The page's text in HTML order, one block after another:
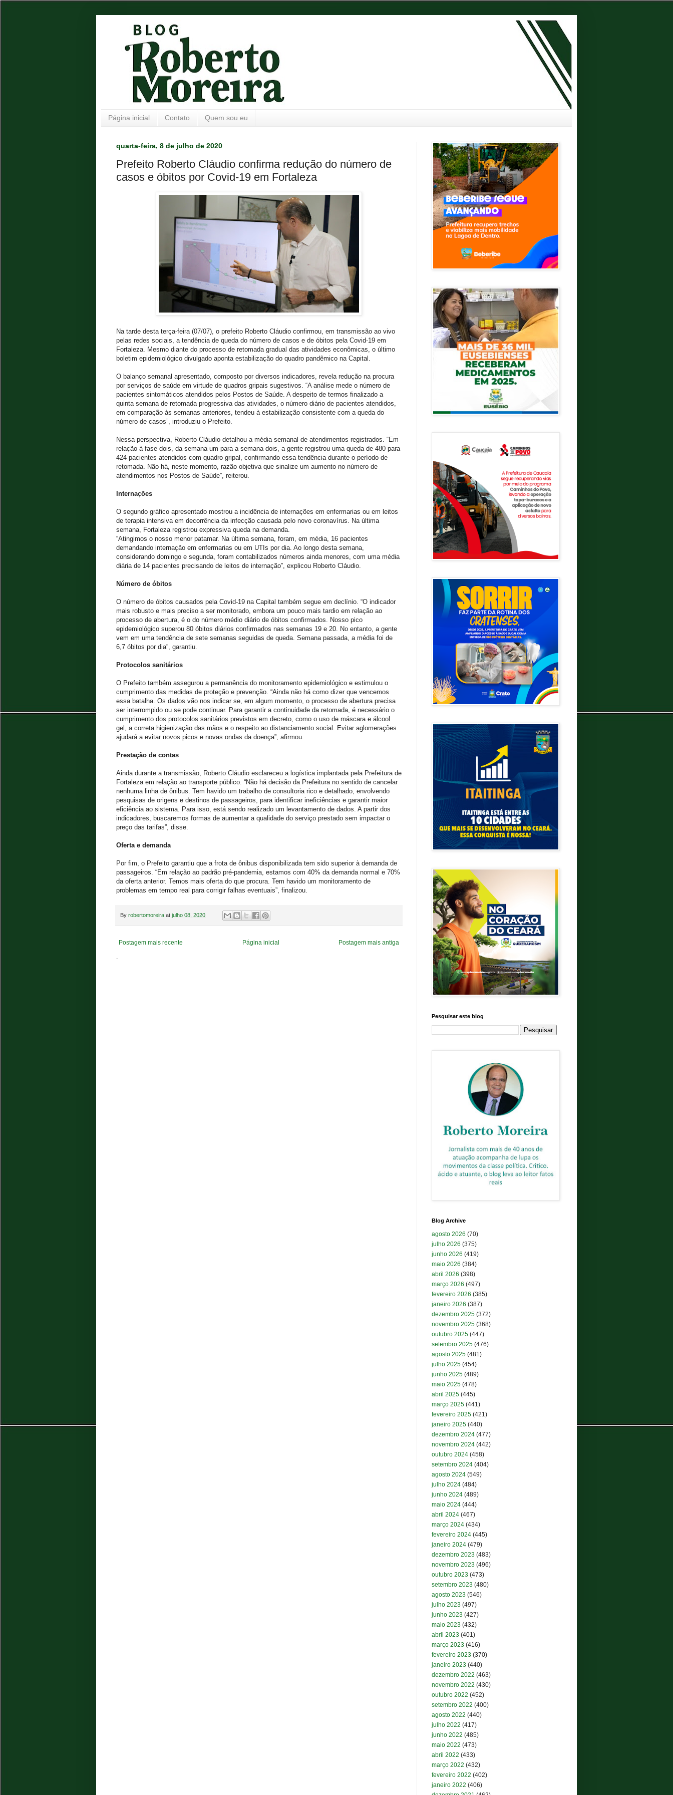
Página inicial Contato Quem sou eu
quarta-feira, 8 de julho de 2020
Prefeito Roberto Cláudio confirma redução do número de
casos e óbitos por Covid-19 em Fortaleza
Na tarde desta terça-feira (07/07), o prefeito Roberto Cláudio confirmou, em transmissão ao vivo
pelas redes sociais, a tendência de queda do número de casos e de óbitos pela Covid-19 em
Fortaleza. Mesmo diante do processo de retomada gradual das atividades econômicas, o último
boletim epidemiológico divulgado aponta estabilização do quadro pandêmico na Capital.
O balanço semanal apresentado, composto por diversos indicadores, revela redução na procura
por serviços de saúde em virtude de quadros gripais sugestivos. “A análise mede o número de
pacientes sintomáticos atendidos pelos Postos de Saúde. A despeito de termos finalizado a
quinta semana de retomada progressiva das atividades, o número diário de pacientes atendidos,
em comparação às semanas anteriores, tendeu à estabilização consistente com a queda do
número de casos”, introduziu o Prefeito.
Nessa perspectiva, Roberto Cláudio detalhou a média semanal de atendimentos registrados. “Em
relação à fase dois, da semana um para a semana dois, a gente registrou uma queda de 480 para
424 pacientes atendidos com quadro gripal, confirmando essa tendência durante o período de
retomada. Não há, neste momento, razão objetiva que sinalize um aumento no número de
atendimentos nos Postos de Saúde”, reiterou.
Internações
O segundo gráfico apresentado mostrou a incidência de internações em enfermarias ou em leitos
de terapia intensiva em decorrência da infecção causada pelo novo coronavírus. Na última
semana, Fortaleza registrou expressiva queda na demanda.
“Atingimos o nosso menor patamar. Na última semana, foram, em média, 16 pacientes
demandando internação em enfermarias ou em UTIs por dia. Ao longo desta semana,
considerando domingo e segunda, foram contabilizados números ainda menores, com uma média
diária de 14 pacientes precisando de leitos de internação”, explicou Roberto Cláudio.
Número de óbitos
O número de óbitos causados pela Covid-19 na Capital também segue em declínio. “O indicador
mais robusto e mais preciso a ser monitorado, embora um pouco mais tardio em relação ao
processo de abertura, é o do número médio diário de óbitos confirmados. Nosso pico
epidemiológico superou 80 óbitos diários confirmados nas semanas 19 e 20. No entanto, a gente
vem em uma tendência de sete semanas seguidas de queda. Semana passada, a média foi de
6,7 óbitos por dia”, garantiu.
Protocolos sanitários
O Prefeito também assegurou a permanência do monitoramento epidemiológico e estimulou o
cumprimento das medidas de proteção e prevenção. “Ainda não há como dizer que vencemos
essa batalha. Os dados vão nos indicar se, em algum momento, o processo de abertura precisa
ser interrompido ou se pode continuar. Para garantir a continuidade da retomada, é necessário o
cumprimento dos protocolos sanitários previstos em decreto, como o uso de máscara e álcool
gel, a correta higienização das mãos e o respeito ao distanciamento social. Evitar aglomerações
ajudará a evitar novos picos e novas ondas da doença”, afirmou.
Prestação de contas
Ainda durante a transmissão, Roberto Cláudio esclareceu a logística implantada pela Prefeitura de
Fortaleza em relação ao transporte público. “Não há decisão da Prefeitura no sentido de cancelar
nenhuma linha de ônibus. Tem havido um trabalho de consultoria rico e detalhado, envolvendo
pesquisas de origens e destinos de passageiros, para identificar ineficiências e garantir maior
eficiência ao sistema. Para isso, está sendo realizado um levantamento de dados. A partir dos
indicadores, buscaremos formas de aumentar a qualidade do serviço prestado sem impactar o
preço das tarifas”, disse.
Oferta e demanda
Por fim, o Prefeito garantiu que a frota de ônibus disponibilizada tem sido superior à demanda de
passageiros. “Em relação ao padrão pré-pandemia, estamos com 40% da demanda normal e 70%
da oferta anterior. Temos mais oferta do que procura. Tem havido um monitoramento de
problemas em tempo real para corrigir falhas eventuais”, finalizou.
By robertomoreira at julho 08, 2020
Postagem mais recente Postagem mais antiga
Página inicial
.
Pesquisar este blog
Blog Archive
agosto 2026 (70)
julho 2026 (375)
junho 2026 (419)
maio 2026 (384)
abril 2026 (398)
março 2026 (497)
fevereiro 2026 (385)
janeiro 2026 (387)
dezembro 2025 (372)
novembro 2025 (368)
outubro 2025 (447)
setembro 2025 (476)
agosto 2025 (481)
julho 2025 (454)
junho 2025 (489)
maio 2025 (478)
abril 2025 (445)
março 2025 (441)
fevereiro 2025 (421)
janeiro 2025 (440)
dezembro 2024 (477)
novembro 2024 (442)
outubro 2024 (458)
setembro 2024 (404)
agosto 2024 (549)
julho 2024 (484)
junho 2024 (489)
maio 2024 (444)
abril 2024 (467)
março 2024 (434)
fevereiro 2024 (445)
janeiro 2024 (479)
dezembro 2023 (483)
novembro 2023 (496)
outubro 2023 (473)
setembro 2023 (480)
agosto 2023 (546)
julho 2023 (497)
junho 2023 (427)
maio 2023 (432)
abril 2023 (401)
março 2023 (416)
fevereiro 2023 (370)
janeiro 2023 (440)
dezembro 2022 (463)
novembro 2022 (430)
outubro 2022 (452)
setembro 2022 (400)
agosto 2022 (440)
julho 2022 (417)
junho 2022 (485)
maio 2022 (473)
abril 2022 (433)
março 2022 (432)
fevereiro 2022 (402)
janeiro 2022 (406)